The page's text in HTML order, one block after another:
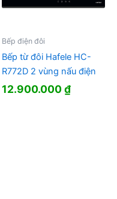
Bếp điện đôi
Bếp từ đôi Hafele HC-
R772D 2 vùng nấu điện
12.900.000₫